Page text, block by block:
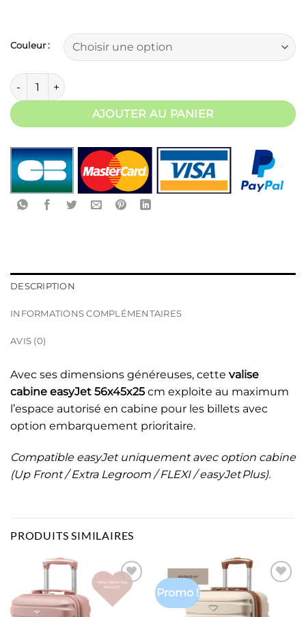
Couleur :
quantité de Valise cabine easyJet 56x45x25
AJOUTER AU PANIER
DESCRIPTION
INFORMATIONS COMPLÉMENTAIRES
AVIS (0)
Avec ses dimensions généreuses, cette valise
cabine easyJet 56x45x25 cm exploite au maximum
l’espace autorisé en cabine pour les billets avec
option embarquement prioritaire.
Compatible easyJet uniquement avec option cabine
(Up Front / Extra Legroom / FLEXI / easyJet Plus).
PRODUITS SIMILAIRES
Ajouter
à la liste
Promo !
Ajouter
à la liste
d’envies